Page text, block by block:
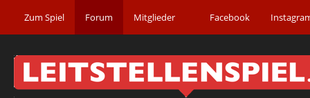
Zum Spiel Forum Mitglieder Facebook